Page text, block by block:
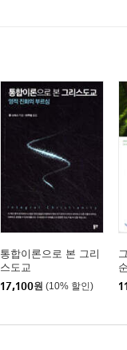
통합이론으로 본 그리
스도교
17,100원 (10% 할인)